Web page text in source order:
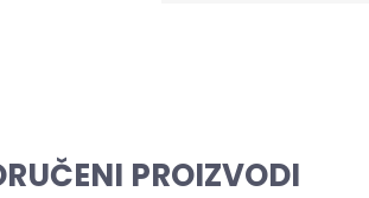
PROIZVODI